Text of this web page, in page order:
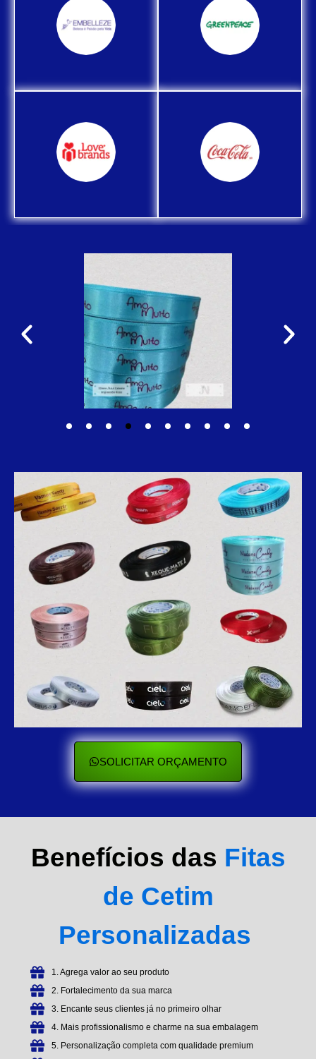
SOLICITAR ORÇAMENTO
Benefícios das Fitas
de Cetim
Personalizadas
1. Agrega valor ao seu produto
2. Fortalecimento da sua marca
3. Encante seus clientes já no primeiro olhar
4. Mais profissionalismo e charme na sua embalagem
5. Personalização completa com qualidade premium